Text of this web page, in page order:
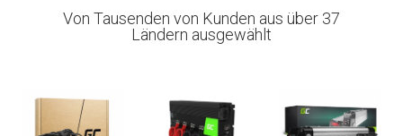
Von Tausenden von Kunden aus über 37
Ländern ausgewählt